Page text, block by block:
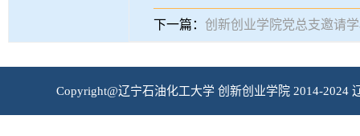
下一篇： 创新创业学院党总支邀请
Copyright@辽宁石油化工大学 创新创业学院 2014-2024